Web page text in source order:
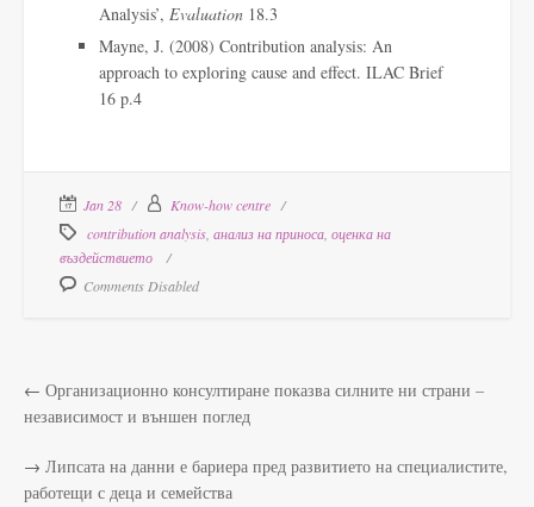
Analysis’, Evaluation 18.3
Mayne, J. (2008) Contribution analysis: An
approach to exploring cause and effect. ILAC Brief
16 p.4
Jan 28
Know-how centre
contribution analysis, анализ на приноса, оценка на
въздействието
Comments Disabled
← Организационно консултиране показва силните ни страни –
независимост и външен поглед
→ Липсата на данни е бариера пред развитието на специалистите,
работещи с деца и семейства